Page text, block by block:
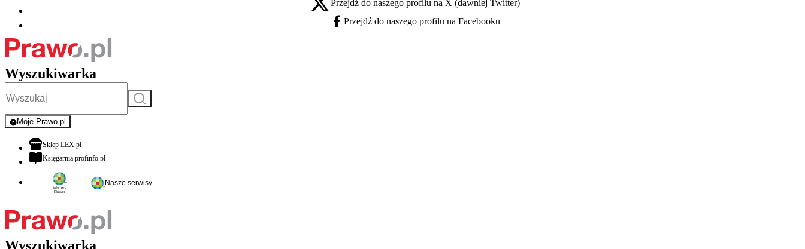
X - otwiera się w nowej karcie
Przejdź do naszego profilu na X (dawniej Twitter)
Facebook - otwiera się w nowej karcie
Przejdź do naszego profilu na Facebooku
Wyszukiwarka
Szukaj
Moje Prawo.pl
- rejestracja i logowanie do serwisu
Sklep LEX.plotwiera się w nowej karcie
Księgarnia profinfo.plotwiera się w nowej karcie
Nasze serwisy
Wyszukiwarka